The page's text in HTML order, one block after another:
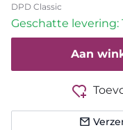
DPD Classic
Geschatte levering:
Aan